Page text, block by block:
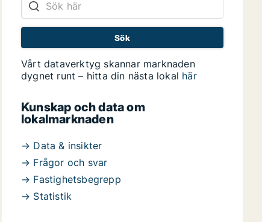
Vårt dataverktyg skannar marknaden
dygnet runt – hitta din nästa lokal här
Kunskap och data om
lokalmarknaden
→ Data & insikter
→ Frågor och svar
→ Fastighetsbegrepp
→ Statistik